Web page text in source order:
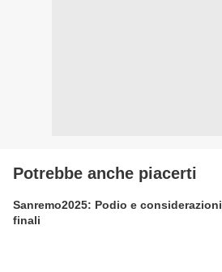
Potrebbe anche piacerti
Sanremo2025: Podio e considerazioni
finali